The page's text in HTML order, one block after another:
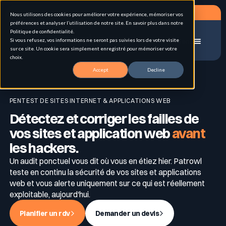
Nous utilisons des cookies pour améliorer votre expérience, mémoriser vos
préférences et analyser l’utilisation de notre site. En savoir plus dans notre
Politique de confidentialité.
Si vous refusez, vos informations ne seront pas suivies lors de votre visite
sur ce site. Un cookie sera simplement enregistré pour mémoriser votre
choix.
Accept Decline
Gestion de la surface d'attaque externe (EASM)
Pentest hybrid automatisé en continu
Cas d'usage
Attack Surface Management
Inventaire & Classification des Actifs
Tests d’intrusion
Pour qui
Personas
Ressources
Planifier un RDV
Menu
Accueil Pentest externe
PENTEST DE SITES INTERNET & APPLICATIONS WEB
Détectez et corriger les failles de
vos sites et application webavant
les hackers.
Un audit ponctuel vous dit où vous en étiez hier. Patrowl
teste en continu la sécurité de vos sites et applications
web et vous alerte uniquement sur ce qui est réellement
exploitable, aujourd'hui.
Planifier un rdv Demander un devis